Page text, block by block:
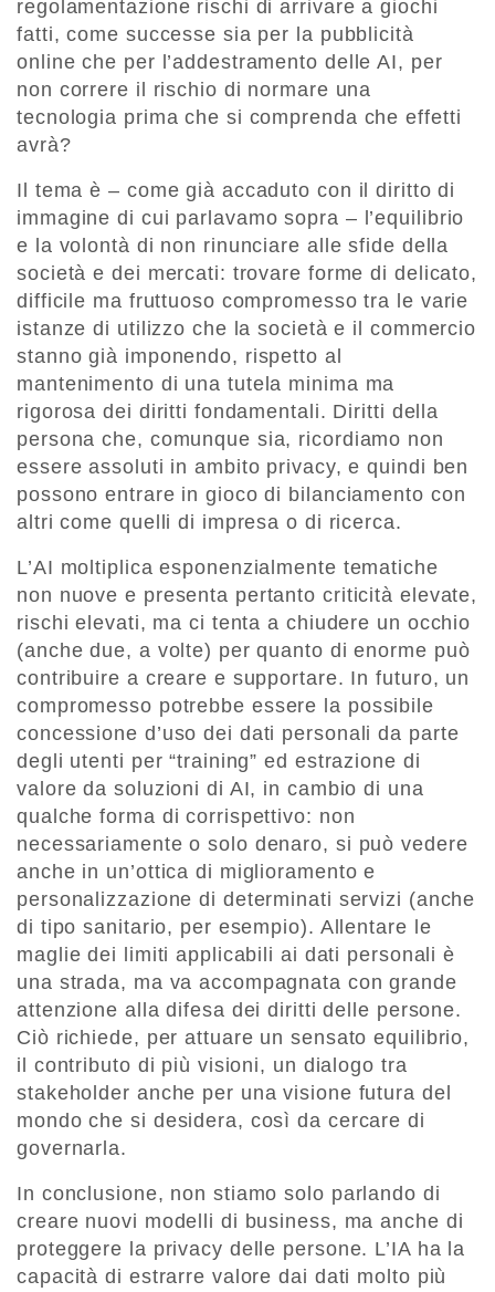
regolamentazione rischi di arrivare a giochi
fatti, come successe sia per la pubblicità
online che per l’addestramento delle AI, per
non correre il rischio di normare una
tecnologia prima che si comprenda che effetti
avrà?
Il tema è – come già accaduto con il diritto di
immagine di cui parlavamo sopra – l’equilibrio
e la volontà di non rinunciare alle sfide della
società e dei mercati: trovare forme di delicato,
difficile ma fruttuoso compromesso tra le varie
istanze di utilizzo che la società e il commercio
stanno già imponendo, rispetto al
mantenimento di una tutela minima ma
rigorosa dei diritti fondamentali. Diritti della
persona che, comunque sia, ricordiamo non
essere assoluti in ambito privacy, e quindi ben
possono entrare in gioco di bilanciamento con
altri come quelli di impresa o di ricerca.
L’AI moltiplica esponenzialmente tematiche
non nuove e presenta pertanto criticità elevate,
rischi elevati, ma ci tenta a chiudere un occhio
(anche due, a volte) per quanto di enorme può
contribuire a creare e supportare. In futuro, un
compromesso potrebbe essere la possibile
concessione d’uso dei dati personali da parte
degli utenti per “training” ed estrazione di
valore da soluzioni di AI, in cambio di una
qualche forma di corrispettivo: non
necessariamente o solo denaro, si può vedere
anche in un’ottica di miglioramento e
personalizzazione di determinati servizi (anche
di tipo sanitario, per esempio). Allentare le
maglie dei limiti applicabili ai dati personali è
una strada, ma va accompagnata con grande
attenzione alla difesa dei diritti delle persone.
Ciò richiede, per attuare un sensato equilibrio,
il contributo di più visioni, un dialogo tra
stakeholder anche per una visione futura del
mondo che si desidera, così da cercare di
governarla.
In conclusione, non stiamo solo parlando di
creare nuovi modelli di business, ma anche di
proteggere la privacy delle persone. L’IA ha la
capacità di estrarre valore dai dati molto più